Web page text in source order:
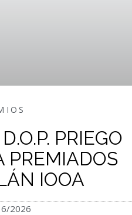
PRIEGO
PREMIADOS
IOOA
2026